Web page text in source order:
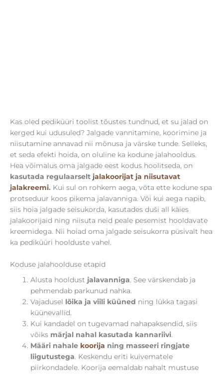
Kas oled pediküüri toolist tõustes tundnud, et su jalad on
kerged kui udusuled? Jalgade vannitamine, koorimine ja
niisutamine annavad nii mõnusa ja värske tunde. Selleks,
et seda efekti hoida, on oluline ka kodune jalahooldus.
Hea võimalus oma jalgade eest kodus hoolitseda, on
kasutada regulaarselt jalakoorijat ja niisutavat
jalakreemi. Kui sul on rohkem aega, võta ette kodune spa
protseduur koos pikema jalavanniga. Või kui aega napib,
siis hoia jalgade seisukorda, kasutades duši all käies
jalakoorijaid ning niisuta neid peale pesemist hooldavate
kreemidega. Nii hoiad oma jalgade seisukorra püsivalt hea
ka pediküüri hoolduste vahel.
Koduse jalahoolduse etapid
Alusta hooldust jalavanniga. See värskendab ja
pehmendab parkunud nahka.
Vajadusel lõika ja viili küüned ning lükka tagasi
küünevallid.
Kui kandadel on tugevamad nahapaksendid, siis
võiks märjal nahal kasutada kannariivi.
Määri nahale koorija ning masseeri ringjate
liigutustega. Keskendu eriti kuivematele
piirkondadele. Koorija eemaldab nahalt mustuse